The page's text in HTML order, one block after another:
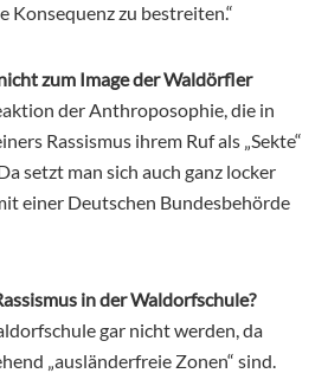
Konsequenz zu bestreiten.“
zum Image der Waldörfler
der Anthroposophie, die in
Rassismus ihrem Ruf als „Sekte“
setzt man sich auch ganz locker
einer Deutschen Bundesbehörde
in der Waldorfschule?
gar nicht werden, da
„ausländerfreie Zonen“ sind.